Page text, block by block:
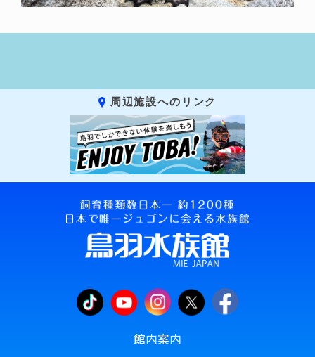
周辺施設へのリンク
館内案内